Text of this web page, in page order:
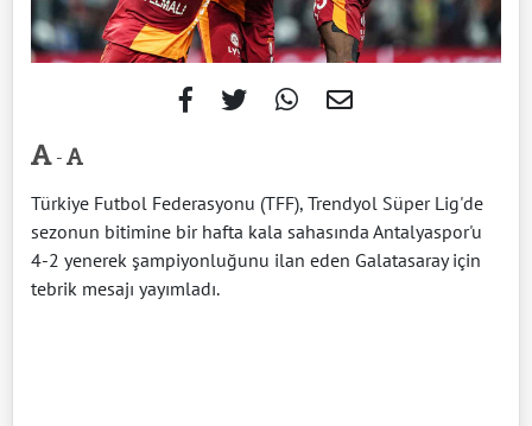
-
Türkiye Futbol Federasyonu (TFF), Trendyol Süper Lig'de
sezonun bitimine bir hafta kala sahasında Antalyaspor'u
4-2 yenerek şampiyonluğunu ilan eden Galatasaray için
tebrik mesajı yayımladı.